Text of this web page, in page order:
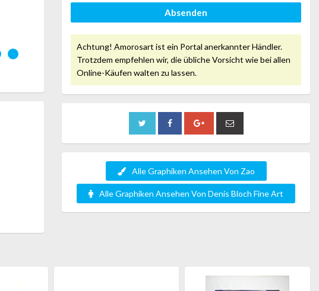
Absenden
Achtung! Amorosart ist ein Portal anerkannter Händler.
Trotzdem empfehlen wir, die übliche Vorsicht wie bei allen
Online-Käufen walten zu lassen.
Alle Graphiken Ansehen Von Zao
Alle Graphiken Ansehen Von Denis Bloch Fine Art